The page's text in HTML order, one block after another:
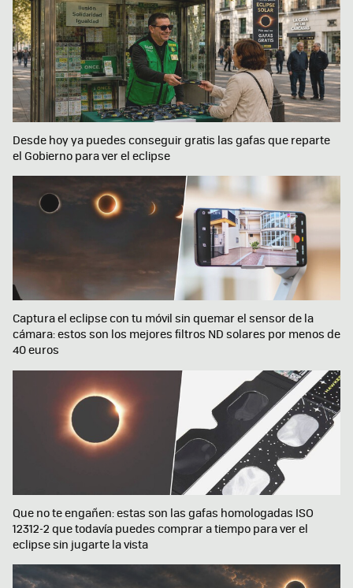
Desde hoy ya puedes conseguir gratis las gafas que reparte
el Gobierno para ver el eclipse
Captura el eclipse con tu móvil sin quemar el sensor de la
cámara: estos son los mejores filtros ND solares por menos de
40 euros
Que no te engañen: estas son las gafas homologadas ISO
12312-2 que todavía puedes comprar a tiempo para ver el
eclipse sin jugarte la vista